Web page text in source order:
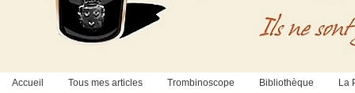
Accueil Tous mes articles Trombinoscope Bibliothèque La